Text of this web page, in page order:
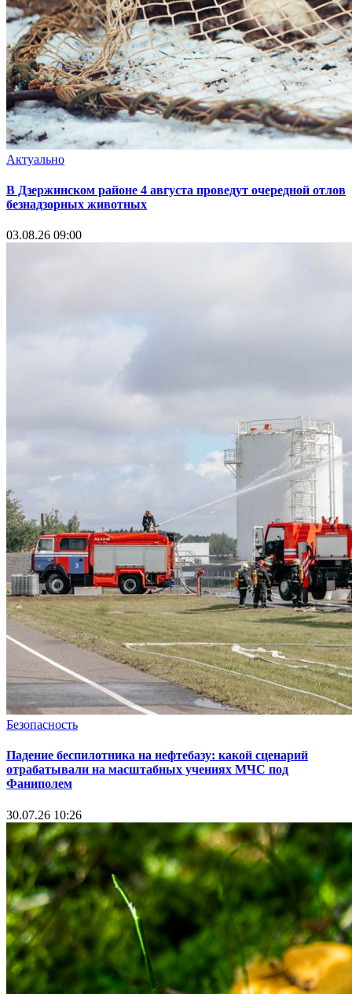
Актуально
В Дзержинском районе 4 августа проведут очередной отлов
безнадзорных животных
03.08.26 09:00
Безопасность
Падение беспилотника на нефтебазу: какой сценарий
отрабатывали на масштабных учениях МЧС под
Фаниполем
30.07.26 10:26